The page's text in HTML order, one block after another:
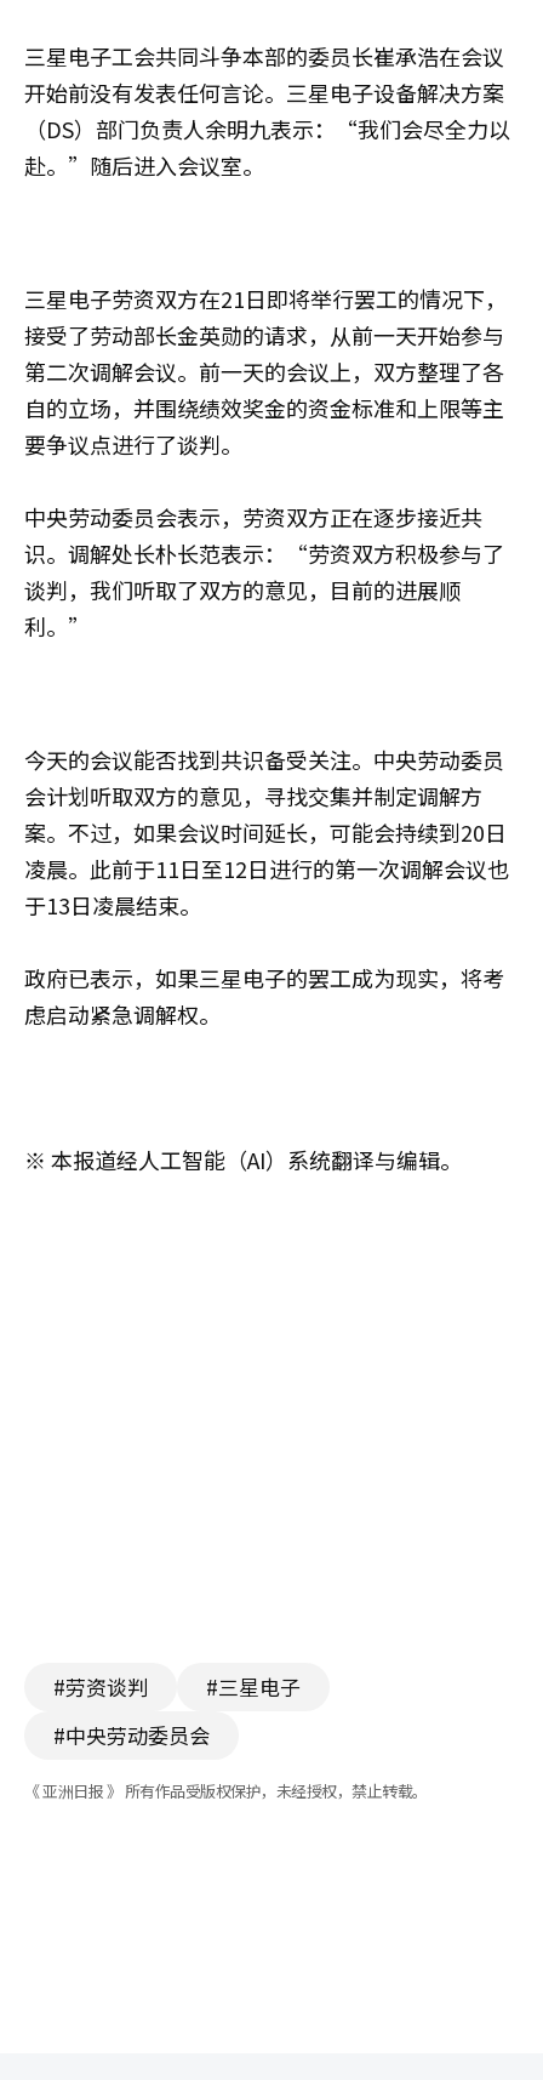
三星电子工会共同斗争本部的委员长崔承浩在会议
开始前没有发表任何言论。三星电子设备解决方案
（DS）部门负责人余明九表示：“我们会尽全力以
赴。”随后进入会议室。
三星电子劳资双方在21日即将举行罢工的情况下，
接受了劳动部长金英勋的请求，从前一天开始参与
第二次调解会议。前一天的会议上，双方整理了各
自的立场，并围绕绩效奖金的资金标准和上限等主
要争议点进行了谈判。
中央劳动委员会表示，劳资双方正在逐步接近共
识。调解处长朴长范表示：“劳资双方积极参与了
谈判，我们听取了双方的意见，目前的进展顺
利。”
今天的会议能否找到共识备受关注。中央劳动委员
会计划听取双方的意见，寻找交集并制定调解方
案。不过，如果会议时间延长，可能会持续到20日
凌晨。此前于11日至12日进行的第一次调解会议也
于13日凌晨结束。
政府已表示，如果三星电子的罢工成为现实，将考
虑启动紧急调解权。
※ 本报道经人工智能（AI）系统翻译与编辑。
#劳资谈判
#三星电子
#中央劳动委员会
《 亚洲日报 》 所有作品受版权保护，未经授权，禁止转载。